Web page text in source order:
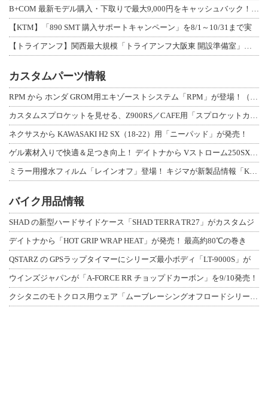
【KTM】「890 SMT 購入サポートキャンペーン」を8/1～10/31まで実
カスタムパーツ情報
ネクサスから KAWASAKI H2 SX（18-22）用「ニーパッド」が発売！
バイク用品情報
SHAD の新型ハードサイドケース「SHAD TERRA TR27」がカスタムジ
デイトナから「HOT GRIP WRAP HEAT」が発売！ 最高約80℃の巻き
QSTARZ の GPSラップタイマーにシリーズ最小ボディ「LT-9000S」が
ウインズジャパンが「A-FORCE RR チョップドカーボン」を9/10発売！